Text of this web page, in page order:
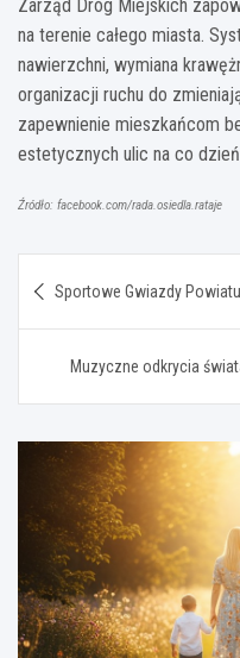
Zarząd Dróg Miejskich
na terenie całego miasta.
nawierzchni, wymiana
organizacji ruchu do
zapewnienie mieszkańcom
estetycznych ulic na co
Źródło: facebook.com/rada.osiedla.rataje
wpisu
Sportowe Gwiazdy
Muzyczne odkrycia